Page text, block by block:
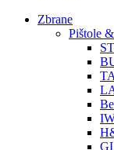
Zbrane
Pištole